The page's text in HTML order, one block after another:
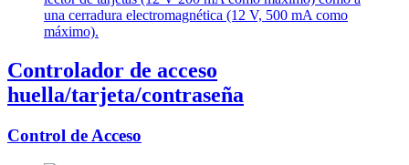
Controlador de acceso
huella/tarjeta/contraseña
Control de Acceso